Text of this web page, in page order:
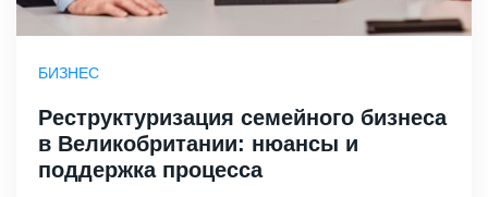
БИЗНЕС
Реструктуризация семейного бизнеса
в Великобритании: нюансы и
поддержка процесса